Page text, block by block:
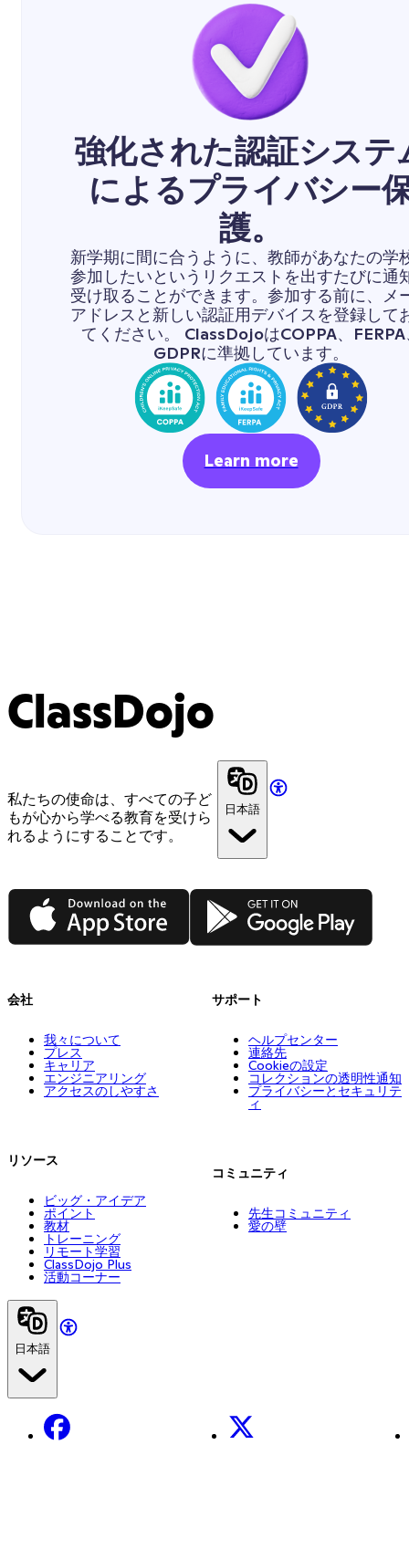
強化された認証システ
によるプライバシー
護。
新学期に間に合うように、教師があなたの学
参加したいというリクエストを出すたびに通
受け取ることができます。参加する前に、メ
アドレスと新しい認証用デバイスを登録して
てください。 ClassDojoはCOPPA、FERPA
GDPRに準拠しています。
Learn more
ClassDojo
私たちの使命は、すべての子ど
もが心から学べる教育を受けら
れるようにすることです。
日本語
App Store Google Play
会社
我々について
プレス
キャリア
エンジニアリング
アクセスのしやすさ
リソース
ビッグ・アイデア
ポイント
教材
トレーニング
リモート学習
ClassDojo Plus
活動コーナー
サポート
ヘルプセンター
連絡先
Cookieの設定
コレクションの透明性通知
プライバシーとセキュリテ
ィ
コミュニティ
先生コミュニティ
愛の壁
日本語
Facebook X